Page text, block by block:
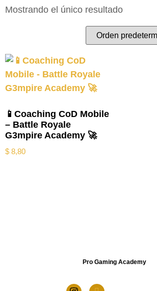
Mostrando el único resultado
📱Coaching CoD Mobile
– Battle Royale
G3mpire Academy 🚀
$ 8,80
Pro Gaming Academy